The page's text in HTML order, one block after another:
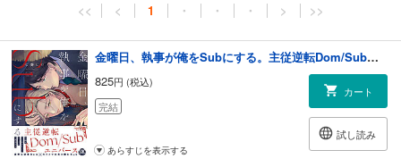
<< < 1 ・ ・ ・ > >>
金曜日、執事が俺をSubにする。主従逆転Dom/Subユニバース【単行本版】1【電子限定特典付き】
825円 (税込)
完結
カート
試し読み
あらすじを表示する